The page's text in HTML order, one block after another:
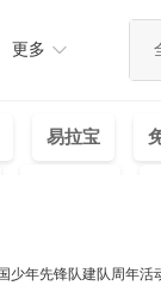
更多
易拉宝